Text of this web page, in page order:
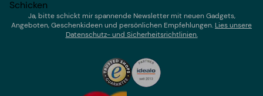
Schicken
Ja, bitte schickt mir spannende Newsletter mit neuen Gadgets,
Angeboten, Geschenkideen und persönlichen Empfehlungen. Lies unsere
Datenschutz- und Sicherheitsrichtlinien.